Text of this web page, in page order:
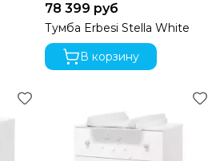
78 399 руб
Тумба Erbesi Stella White
В корзину